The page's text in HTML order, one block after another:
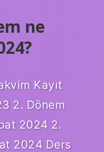
ne
Kayıt
2. Dönem
2024 2.
2024 Ders